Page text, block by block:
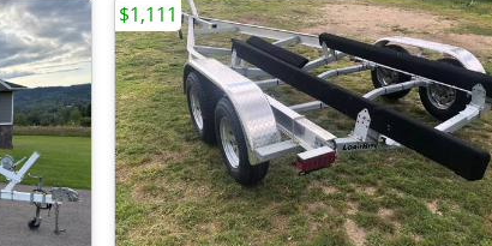
$1,111